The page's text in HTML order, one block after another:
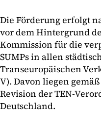
Die Förderung erfolgt
vor dem Hintergrund
Kommission für die
SUMPs in allen
Transeuropäischen
V). Davon liegen
Revision der TEN-
Deutschland.